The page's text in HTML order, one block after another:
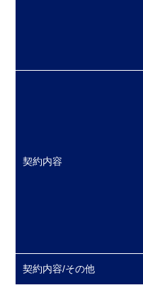
契約内容
契約内容/その他